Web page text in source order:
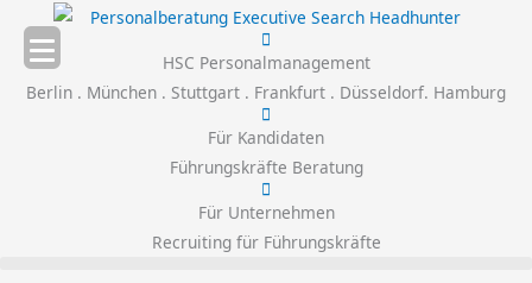
Inhalt
springen
HSC Personalmanagement
Berlin . München . Stuttgart . Frankfurt . Düsseldorf. Hamburg
Für Kandidaten
Führungskräfte Beratung
Für Unternehmen
Recruiting für Führungskräfte